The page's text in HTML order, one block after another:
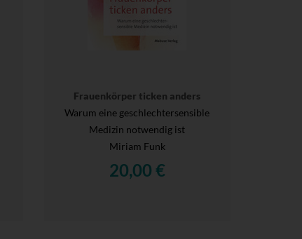
Frauenkörper ticken anders
Warum eine geschlechtersensible
Medizin notwendig ist
Miriam Funk
20,00 €